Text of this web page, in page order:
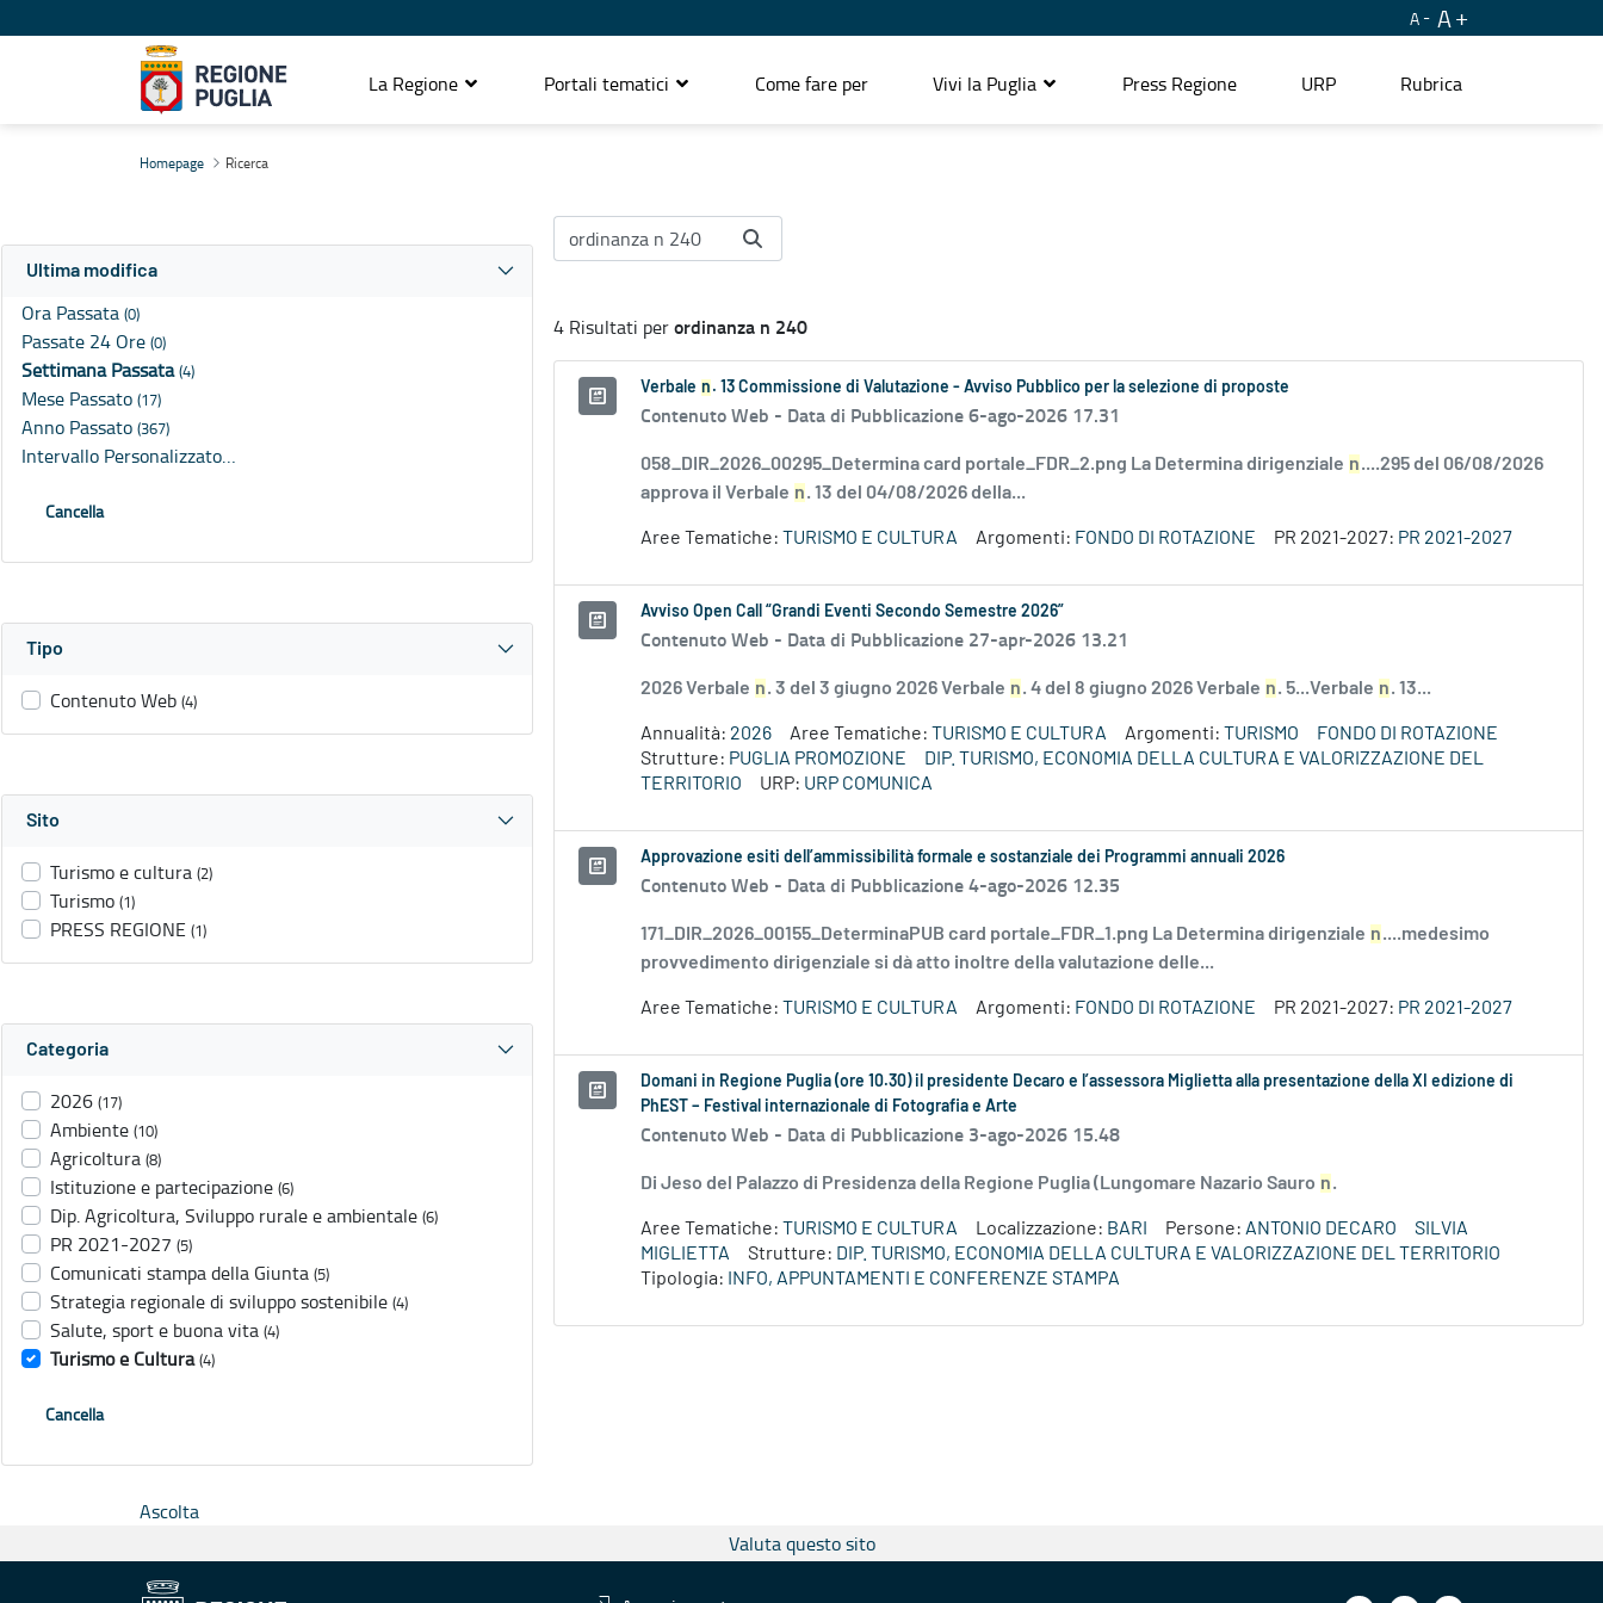
A A
La Regione Portali tematici Come fare per Vivi la Puglia Press Regione URP Rubrica
Homepage Ricerca
Ultima modifica
Ora Passata (0)
Passate 24 Ore (0)
Settimana Passata(4)
Mese Passato (17)
Anno Passato (367)
Intervallo Personalizzato…
Cancella
Tipo
Contenuto Web (4)
Sito
Turismo e cultura (2)
Turismo (1)
PRESS REGIONE (1)
Categoria
2026 (17)
Ambiente (10)
Agricoltura (8)
Istituzione e partecipazione (6)
Dip. Agricoltura, Sviluppo rurale e ambientale (6)
PR 2021-2027 (5)
Comunicati stampa della Giunta (5)
Strategia regionale di sviluppo sostenibile (4)
Salute, sport e buona vita (4)
Turismo e Cultura (4)
Cancella
4 Risultati perordinanza n 240
Verbale n . 13 Commissione di Valutazione - Avviso Pubblico per la selezione di proposte
Contenuto Web - Data di Pubblicazione 6-ago-2026 17.31
058_DIR_2026_00295_Determina card portale_FDR_2.png La Determina dirigenziale n....295 del 06/08/2026
approva il Verbale n. 13 del 04/08/2026 della...
Aree Tematiche: TURISMO E CULTURA Argomenti: FONDO DI ROTAZIONE PR 2021-2027: PR 2021-2027
Avviso Open Call “Grandi Eventi Secondo Semestre 2026”
Contenuto Web - Data di Pubblicazione 27-apr-2026 13.21
2026 Verbale n. 3 del 3 giugno 2026 Verbale n. 4 del 8 giugno 2026 Verbale n. 5...Verbale n. 13...
Annualità: 2026 Aree Tematiche: TURISMO E CULTURA Argomenti: TURISMO
FONDO DI ROTAZIONE
Strutture: PUGLIA PROMOZIONE
DIP. TURISMO, ECONOMIA DELLA CULTURA E VALORIZZAZIONE DEL
TERRITORIO
URP: URP COMUNICA
Approvazione esiti dell’ammissibilità formale e sostanziale dei Programmi annuali 2026
Contenuto Web - Data di Pubblicazione 4-ago-2026 12.35
171_DIR_2026_00155_DeterminaPUB card portale_FDR_1.png La Determina dirigenziale n....medesimo
provvedimento dirigenziale si dà atto inoltre della valutazione delle...
Aree Tematiche: TURISMO E CULTURA Argomenti: FONDO DI ROTAZIONE PR 2021-2027: PR 2021-2027
Domani in Regione Puglia (ore 10.30) il presidente Decaro e l’assessora Miglietta alla presentazione della XI edizione di
PhEST – Festival internazionale di Fotografia e Arte
Contenuto Web - Data di Pubblicazione 3-ago-2026 15.48
Di Jeso del Palazzo di Presidenza della Regione Puglia (Lungomare Nazario Sauro n.
Aree Tematiche: TURISMO E CULTURA Localizzazione: BARI Persone: ANTONIO DECARO
SILVIA
MIGLIETTA
Strutture: DIP. TURISMO, ECONOMIA DELLA CULTURA E VALORIZZAZIONE DEL TERRITORIO
Tipologia:
INFO, APPUNTAMENTI E CONFERENZE STAMPA
Ascolta
Valuta questo sito